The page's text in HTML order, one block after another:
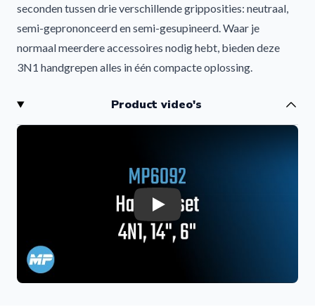
seconden tussen drie verschillende gripposities: neutraal,
semi-geprononceerd en semi-gesupineerd. Waar je
normaal meerdere accessoires nodig hebt, bieden deze
3N1 handgrepen alles in één compacte oplossing.
bovenrugtraining efficiënter, comfortabeler en
veelzijdiger willen maken.
De ergonomische vorm ondersteunt een natuurlijke
beweging tijdens het trainen. Hierdoor train je effectiever
met minder belasting op de polsen, ellebogen en
schouders. De speciale handgreephoek zorgt bovendien
voor meer gripkracht en betere spiercontracties tijdens
zware sets.
Met de 3N1 handgrepen verbeter je niet alleen je
Product video's
Play